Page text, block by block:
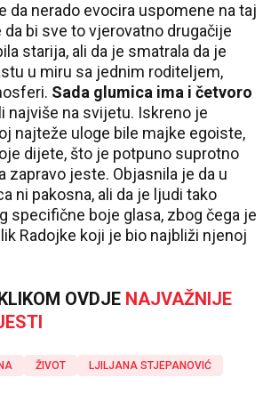
da nerado evocira uspomene na taj
da bi sve to vjerovatno drugačije
starija, ali da je smatrala da je
u miru sa jednim roditeljem,
Sada glumica ima i četvoro
najviše na svijetu. Iskreno je
najteže uloge bile majke egoiste,
dijete, što je potpuno suprotno
zapravo jeste. Objasnila je da u
ni pakosna, ali da je ljudi tako
specifične boje glasa, zbog čega je
Radojke koji je bio najbliži njenoj
OVDJE NAJVAŽNIJE
ŽIVOT LJILJANA STJEPANOVIĆ